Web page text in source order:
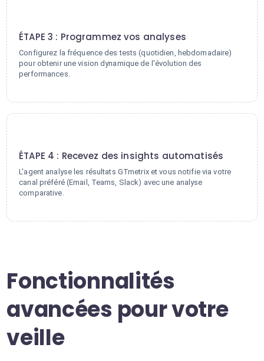
ÉTAPE 3 : Programmez vos analyses
Configurez la fréquence des tests (quotidien, hebdomadaire)
pour obtenir une vision dynamique de l'évolution des
performances.
ÉTAPE 4 : Recevez des insights automatisés
L'agent analyse les résultats GTmetrix et vous notifie via votre
canal préféré (Email, Teams, Slack) avec une analyse
comparative.
Fonctionnalités
avancées pour votre
veille